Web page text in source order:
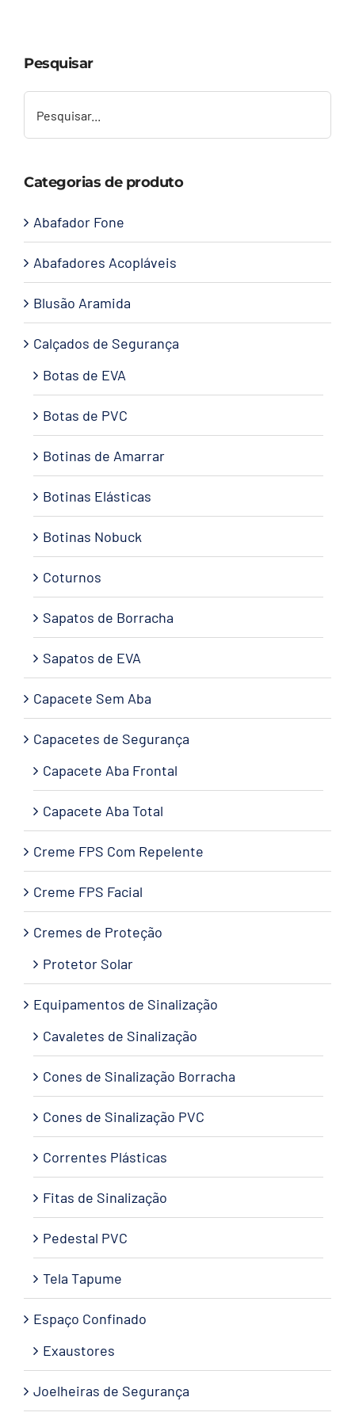
Contato
Pesquisar
Categorias de produto
Abafador Fone
Abafadores Acopláveis
Blusão Aramida
Calçados de Segurança
Botas de EVA
Botas de PVC
Botinas de Amarrar
Botinas Elásticas
Botinas Nobuck
Coturnos
Sapatos de Borracha
Sapatos de EVA
Capacete Sem Aba
Capacetes de Segurança
Capacete Aba Frontal
Capacete Aba Total
Creme FPS Com Repelente
Creme FPS Facial
Cremes de Proteção
Protetor Solar
Equipamentos de Sinalização
Cavaletes de Sinalização
Cones de Sinalização Borracha
Cones de Sinalização PVC
Correntes Plásticas
Fitas de Sinalização
Pedestal PVC
Tela Tapume
Espaço Confinado
Exaustores
Joelheiras de Segurança